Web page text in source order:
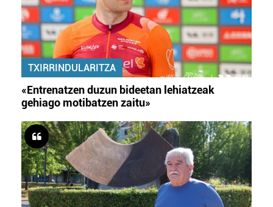
TXIRRINDULARITZA
«Entrenatzen duzun bideetan lehiatzeak
gehiago motibatzen zaitu»